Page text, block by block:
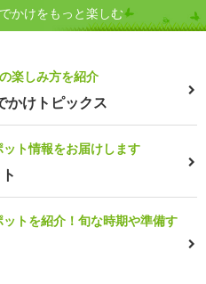
かけをもっと楽しむ
楽しみ方を紹介
かけトピックス
ト情報をお届けします
トを紹介！旬な時期や準備す